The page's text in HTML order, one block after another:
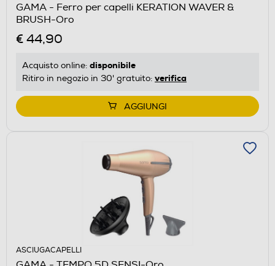
GAMA - Ferro per capelli KERATION WAVER &
BRUSH-Oro
€ 44,90
Acquisto online: disponibile
Ritiro in negozio in 30' gratuito: verifica
AGGIUNGI
ASCIUGACAPELLI